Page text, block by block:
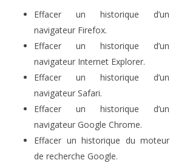
Effacer un historique d’un
navigateur Firefox.
Effacer un historique d’un
navigateur Internet Explorer.
Effacer un historique d’un
navigateur Safari.
Effacer un historique d’un
navigateur Google Chrome.
Effacer un historique du moteur
de recherche Google.